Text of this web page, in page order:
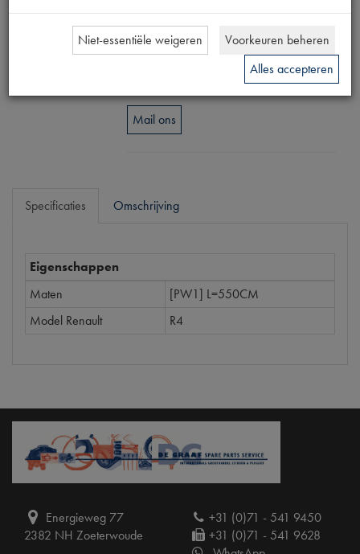
Prijs
€43,86 (€36,25excl. btw)
Dit product kan op dit moment niet besteld
Mail ons
Specificaties Omschrijving
Eigenschappen
Maten
[PW1] L=550CM
Model Renault
R4
Energieweg 77
2382 NH Zoeterwoude
+31 (0)71 - 541 9450
+31 (0)71 - 541 9628
Niet-essentiële weigeren
Voorkeuren beheren
Alles accepteren